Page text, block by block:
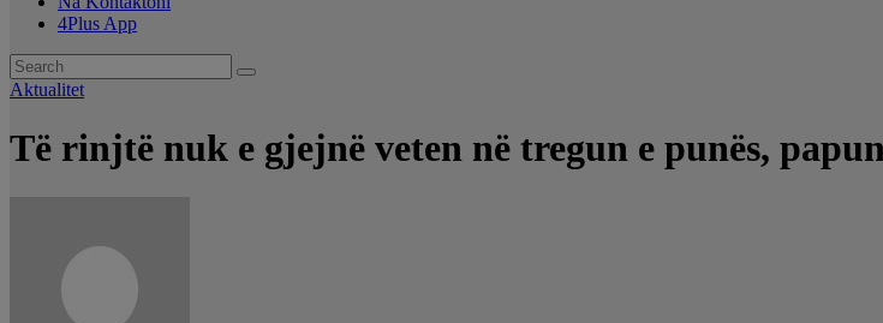
4Plus App
Aktualitet
Të rinjtë nuk e gjejnë veten në tregun e punës,